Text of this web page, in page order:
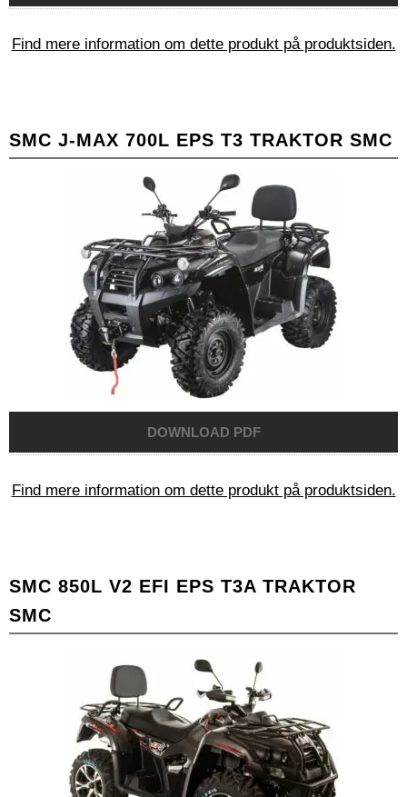
Find mere information om dette produkt på produktsiden.
SMC J-MAX 700L EPS T3 TRAKTOR SMC
Find mere information om dette produkt på produktsiden.
SMC 850L V2 EFI EPS T3A TRAKTOR
SMC